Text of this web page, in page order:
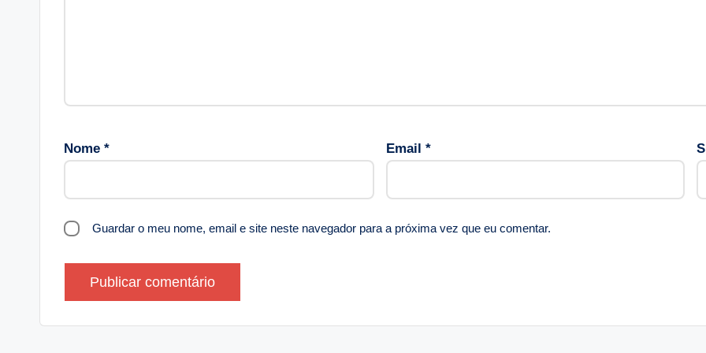
Nome * Email *
Guardar o meu nome, email e site neste navegador para a próxima vez que eu comentar.